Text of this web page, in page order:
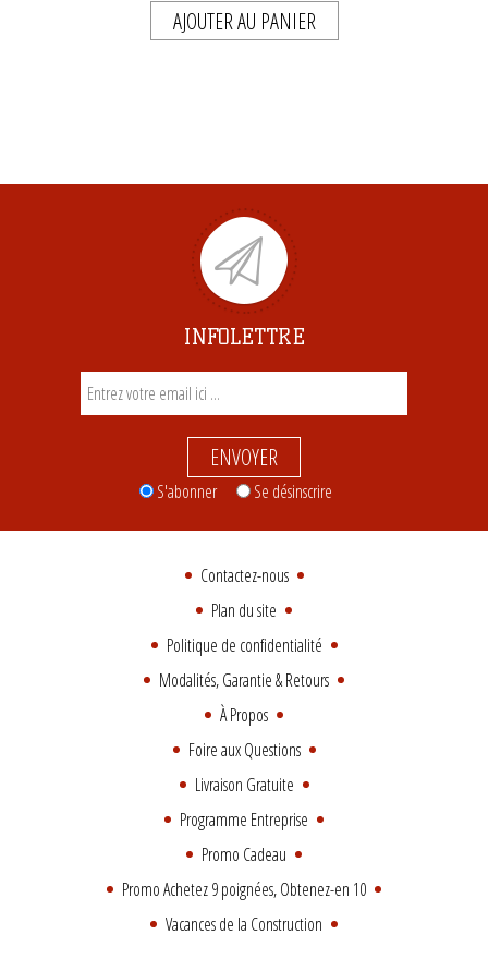
AJOUTER AU PANIER
INFOLETTRE
ENVOYER
S'abonner Se désinscrire
Contactez-nous
Plan du site
Politique de confidentialité
Modalités, Garantie & Retours
À Propos
Foire aux Questions
Livraison Gratuite
Programme Entreprise
Promo Cadeau
Promo Achetez 9 poignées, Obtenez-en 10
Vacances de la Construction